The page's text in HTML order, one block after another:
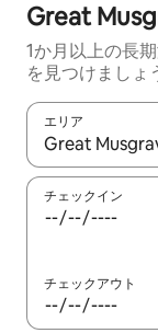
Great
1か月以上の長
を見つけましょ
エリア
検索結果が表示
チェックイン
チェックアウト